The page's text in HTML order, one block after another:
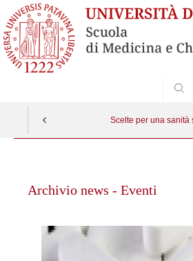
Scelte per una sanità
contenutoArchivio news - Eventi